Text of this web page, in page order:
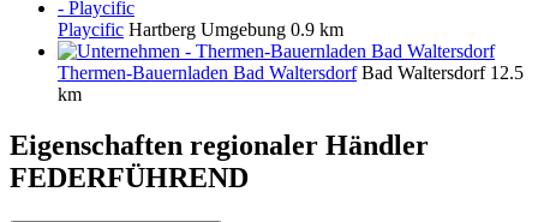
Playcific Hartberg Umgebung 0.9 km
Thermen-Bauernladen Bad Waltersdorf Bad Waltersdorf 12.5
km
Eigenschaften regionaler Händler
FEDERFÜHREND